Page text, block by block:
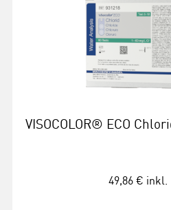
VISOCOLOR® ECO
49,86 € inkl.